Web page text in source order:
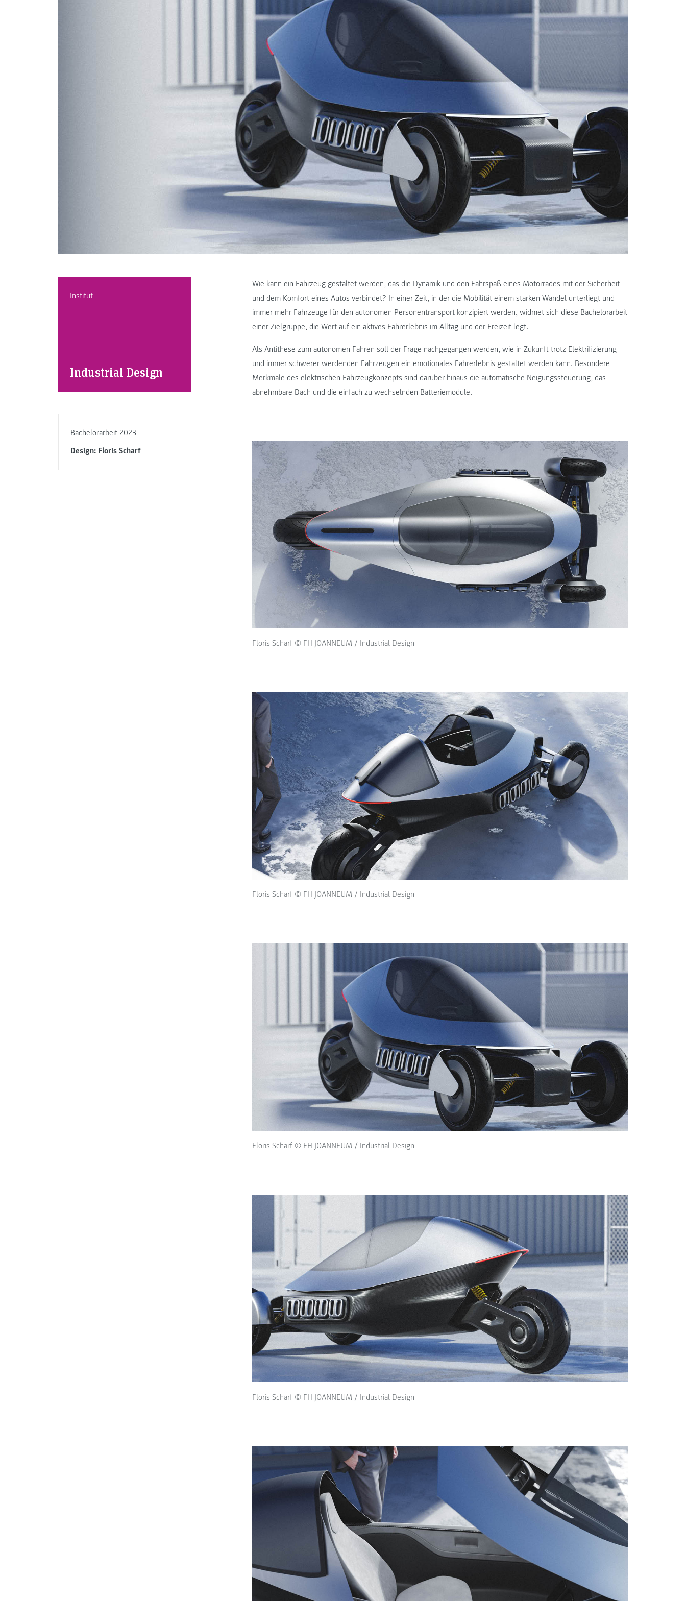
Institut
Industrial Design
Bachelorarbeit 2023
Design: Floris Scharf
Wie kann ein Fahrzeug gestaltet werden, das die Dynamik und den Fahrspaß eines Motorrades mit der Sicherheit
und dem Komfort eines Autos verbindet? In einer Zeit, in der die Mobilität einem starken Wandel unterliegt und
immer mehr Fahrzeuge für den autonomen Personentransport konzipiert werden, widmet sich diese Bachelorarbeit
einer Zielgruppe, die Wert auf ein aktives Fahrerlebnis im Alltag und der Freizeit legt.
Als Antithese zum autonomen Fahren soll der Frage nachgegangen werden, wie in Zukunft trotz Elektrifizierung
und immer schwerer werdenden Fahrzeugen ein emotionales Fahrerlebnis gestaltet werden kann. Besondere
Merkmale des elektrischen Fahrzeugkonzepts sind darüber hinaus die automatische Neigungssteuerung, das
abnehmbare Dach und die einfach zu wechselnden Batteriemodule.
Floris Scharf © FH JOANNEUM / Industrial Design
Floris Scharf © FH JOANNEUM / Industrial Design
Floris Scharf © FH JOANNEUM / Industrial Design
Floris Scharf © FH JOANNEUM / Industrial Design